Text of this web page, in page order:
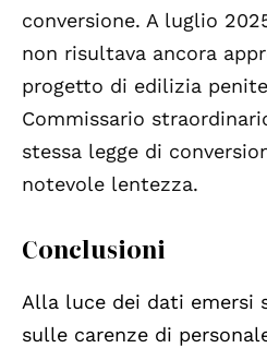
conversione. A luglio
non risultava ancora
progetto di edilizia
Commissario
stessa legge di
notevole lentezza.
Conclusioni
Alla luce dei dati emersi
sulle carenze di